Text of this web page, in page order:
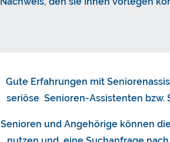
Gute Erfahrungen mit
seriöse Senioren-Assistenten bzw.
Senioren und Angehörige können